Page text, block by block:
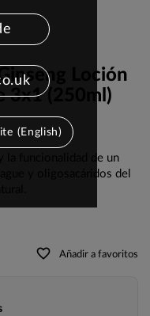
Loción
3x1 (250ml)
la funcionalidad de un
y oligosacáridos del
favorite_border Añadir a favoritos
(English)